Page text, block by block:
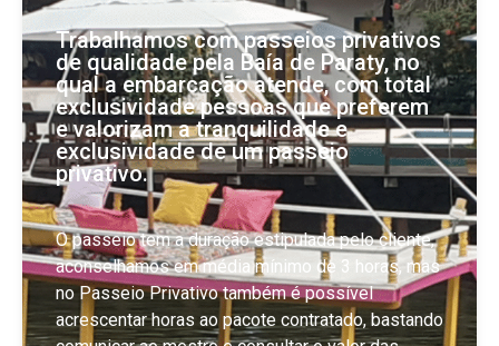
Trabalhamos com passeios privativos
de qualidade pela Baía de Paraty, no
qual a embarcação atende, com total
exclusividade pessoas que preferem
e valorizam a tranquilidade e
exclusividade de um passeio
privativo.
O passeio tem a duração estipulada pelo cliente,
aconselhamos em média mínimo de 3 horas, mas
no Passeio Privativo também é possível
acrescentar horas ao pacote contratado, bastando